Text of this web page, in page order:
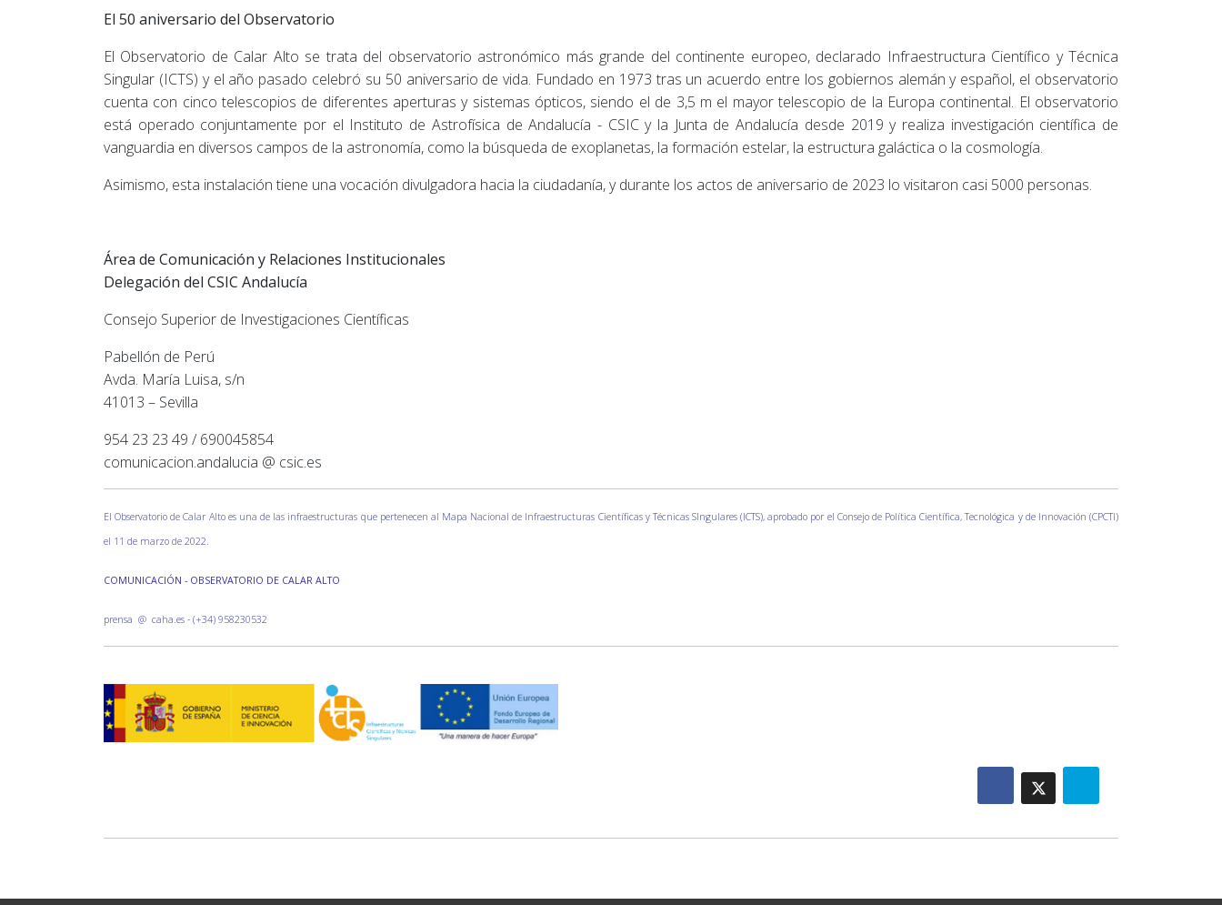
El 50 aniversario del Observatorio
El Observatorio de Calar Alto se trata del observatorio astronómico más grande del continente europeo, declarado Infraestructura Científico y Técnica
Singular (ICTS) y el año pasado celebró su 50 aniversario de vida. Fundado en 1973 tras un acuerdo entre los gobiernos alemán y español, el observatorio
cuenta con cinco telescopios de diferentes aperturas y sistemas ópticos, siendo el de 3,5 m el mayor telescopio de la Europa continental. El observatorio
está operado conjuntamente por el Instituto de Astrofísica de Andalucía - CSIC y la Junta de Andalucía desde 2019 y realiza investigación científica de
vanguardia en diversos campos de la astronomía, como la búsqueda de exoplanetas, la formación estelar, la estructura galáctica o la cosmología.
Asimismo, esta instalación tiene una vocación divulgadora hacia la ciudadanía, y durante los actos de aniversario de 2023 lo visitaron casi 5000 personas.
Área de Comunicación y Relaciones Institucionales
Delegación del CSIC Andalucía
Consejo Superior de Investigaciones Científicas
Pabellón de Perú
Avda. María Luisa, s/n
41013 – Sevilla
954 23 23 49 / 690045854
comunicacion.andalucia @ csic.es
El Observatorio de Calar Alto es una de las infraestructuras que pertenecen al Mapa Nacional de Infraestructuras Científicas y Técnicas SIngulares (ICTS), aprobado por el Consejo de Política Científica, Tecnológica y de Innovación (CPCTI)
el 11 de marzo de 2022.
COMUNICACIÓN - OBSERVATORIO DE CALAR ALTO
prensa @ caha.es - (+34) 958230532